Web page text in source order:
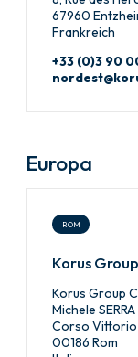
67960
Frankreich
+33 (0)3 90
Europa
ROM
Korus
Korus Group
Michele SERRA
Corso Vittorio
00186 Rom